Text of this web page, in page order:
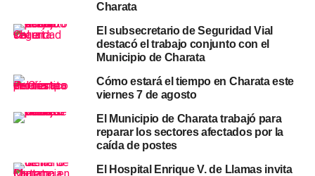
Uno de los ejes del llamado municipal apunta a
desmitificar la percepción de que los recorridos breves no
representan riesgo. La mayoría de los accidentes de
ocurren en desplazamientos cotidianos y a
velocidades moderadas, precisamente aquellas en las
que los motociclistas suelen bajar la guardia. En el norte
argentino, el uso del casco entre motociclistas está muy
por debajo del promedio nacional, lo que convierte la
concientización local en una herramienta clave para
revertir esa tendencia.
Charata
El subsecretario de Seguridad Vial
destacó el trabajo conjunto con el
Municipio de Charata
Cómo estará el tiempo en Charata este
viernes 7 de agosto
El Municipio de Charata trabajó para
reparar los sectores afectados por la
caída de postes
El Hospital Enrique V. de Llamas invita